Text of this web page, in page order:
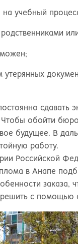
на учебный
утерянных
сдавать
обойти
будущее. В
работу.
Российской
в Анапе
с помощью